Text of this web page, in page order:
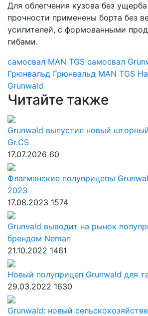
Для облегчения кузова без
прочности применены борта без
усилителей, с формованными
гибами.
самосвал MAN TGS самосвал
Грюнвальд Грюнвальд MAN TGS
Grunwald
Читайте также
Grunwald выпустил новый
Gr.CS
17.07.2026 60
Флагманские полуприцепы
2023
17.08.2023 1574
Grunvald выводит на рынок
брендом Neman
21.10.2022 1461
Новый полуприцеп Grunwald для
29.03.2022 1630
Grunwald: новый